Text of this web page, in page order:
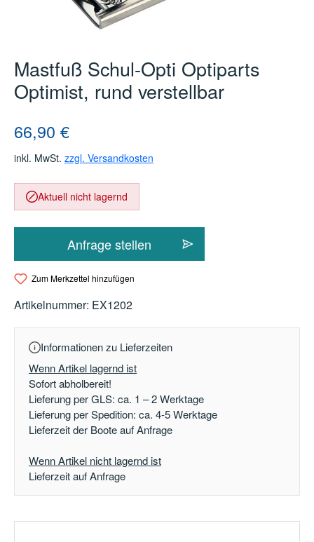
Mastfuß Schul-Opti Optiparts
Optimist, rund verstellbar
Regulärer Preis:
66,90 €
inkl. MwSt. zzgl. Versandkosten
Aktuell nicht lagernd
Anfrage stellen
Zum Merkzettel hinzufügen
Artikelnummer: EX1202
Informationen zu Lieferzeiten
Wenn Artikel lagernd ist
Sofort abholbereit!
Lieferung per GLS: ca. 1 – 2 Werktage
Lieferung per Spedition: ca. 4-5 Werktage
Lieferzeit der Boote auf Anfrage
Wenn Artikel nicht lagernd ist
Lieferzeit auf Anfrage